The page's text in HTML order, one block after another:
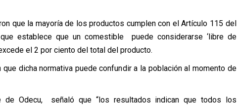
que la mayoría de los productos cumplen con el Artículo 115 del
establece que un comestible puede considerarse ‘libre de
el 2 por ciento del total del producto.
dicha normativa puede confundir a la población al momento de
de Odecu, señaló que “los resultados indican que todos los